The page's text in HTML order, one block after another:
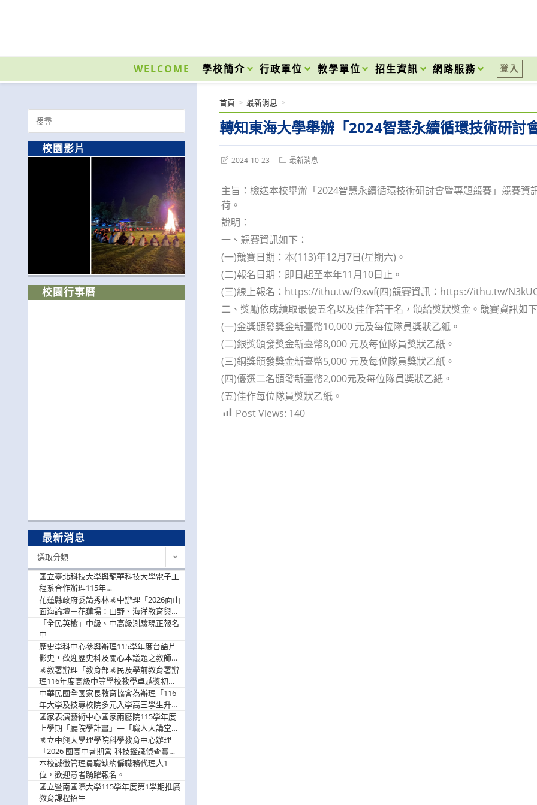
內
WELCOME 學校簡介 行政單位 教學單位 招生資訊 網路服務 登入
轉知東海大學舉辦「2024智慧永續循環技術研討
首頁 > 最新消息 >
Post2024-10-23
Post最新消息
主旨：檢送本校舉辦「2024智慧永續循環技術研討會暨專題競賽」競賽
荷。
說明：
一、競賽資訊如下：
(一)競賽日期：本(113)年12月7日(星期六)。
(二)報名日期：即日起至本年11月10日止。
(三)線上報名：https://ithu.tw/f9xwf(四)競賽資訊：https://ithu.tw/
二、獎勵依成績取最優五名以及佳作若干名，頒給獎狀獎金。競賽資訊如
(一)金獎頒發獎金新臺幣10,000 元及每位隊員獎狀乙紙。
(二)銀獎頒發獎金新臺幣8,000 元及每位隊員獎狀乙紙。
(三)銅獎頒發獎金新臺幣5,000 元及每位隊員獎狀乙紙。
(四)優選二名頒發新臺幣2,000元及每位隊員獎狀乙紙。
(五)佳作每位隊員獎狀乙紙。
Post Views: 140
Search
for:
校園影片
校園行事曆
最新消息
選取分類
國立臺北科技大學與龍華科技大學電子工
程系合作辦理115年
「115.08.10~08.12「AI賦能應用於智慧半
導體研習營」，歡迎學生踴躍報名參加
花蓮縣政府委請秀林國中辦理「2026面山
面海論壇－花蓮場：山野、海洋教育與戶
外安全實務課程」，歡迎踴躍報名參加
「全民英檢」中級、中高級測驗現正報名
中
歷史學科中心參與辦理115學年度台語片
影史，歡迎歷史科及關心本議題之教師踴
躍報名參加
國教署辦理「教育部國民及學前教育署辦
理116年度高級中等學校教學卓越獎初選
實施計畫」，鼓勵教師踴躍報名
中華民國全國家長教育協會為辦理「116
年大學及技專校院多元入學高三學生升學
輔導家長說明會」
國家表演藝術中心國家兩廳院115學年度
上學期「廳院學計畫」—「職人大講堂」
及「一日體驗課程」，鼓勵踴躍報名參
與。
國立中興大學理學院科學教育中心辦理
「2026 國高中暑期營-科技鑑識偵查實戰
營」活動資訊，鼓勵學生踴躍報名參加。
本校誠徵管理員職缺約僱職務代理人1
位，歡迎意者踴躍報名。
國立暨南國際大學115學年度第1學期推廣
教育課程招生